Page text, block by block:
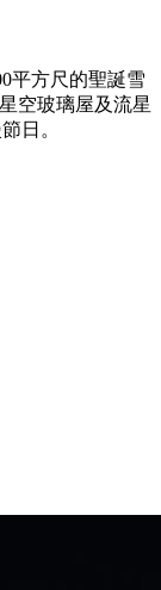
平方尺的聖誕雪
空玻璃屋及流星
日。